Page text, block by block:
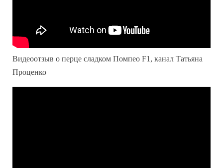
Видеоотзыв о перце сладком Помпео F1, канал Татьяна
Проценко